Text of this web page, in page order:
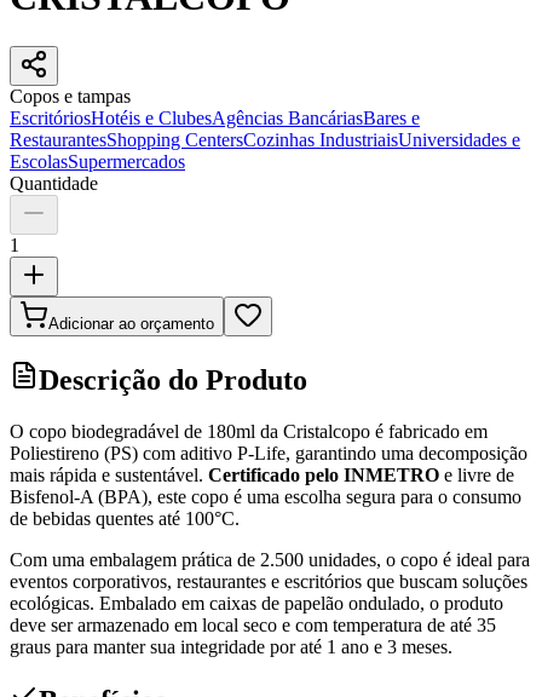
Copos e tampas
EscritóriosHotéis e ClubesAgências BancáriasBares e
RestaurantesShopping CentersCozinhas IndustriaisUniversidades e
EscolasSupermercados
Quantidade
1
Adicionar ao orçamento
Descrição do Produto
O copo biodegradável de 180ml da Cristalcopo é fabricado em
Poliestireno (PS) com aditivo P-Life, garantindo uma decomposição
mais rápida e sustentável. Certificado pelo INMETRO e livre de
Bisfenol-A (BPA), este copo é uma escolha segura para o consumo
de bebidas quentes até 100°C.
Com uma embalagem prática de 2.500 unidades, o copo é ideal para
eventos corporativos, restaurantes e escritórios que buscam soluções
ecológicas. Embalado em caixas de papelão ondulado, o produto
deve ser armazenado em local seco e com temperatura de até 35
graus para manter sua integridade por até 1 ano e 3 meses.